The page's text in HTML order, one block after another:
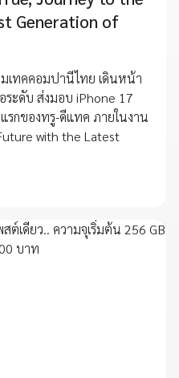
Generation of
เทคคอมปานีไทย เดินหน้า
ระดับ ส่งมอบ iPhone 17
รกของทรู-ดีแทค ภายในงาน
with the Latest